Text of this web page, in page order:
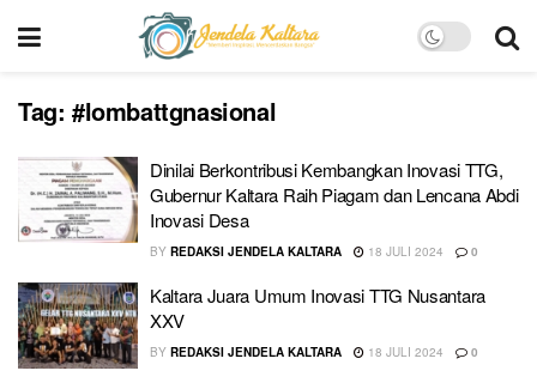
Tag: #lombattgnasional
Dinilai Berkontribusi Kembangkan Inovasi TTG,
Gubernur Kaltara Raih Piagam dan Lencana Abdi
Inovasi Desa
BY REDAKSI JENDELA KALTARA 18 JULI 2024 0
Kaltara Juara Umum Inovasi TTG Nusantara
XXV
BY REDAKSI JENDELA KALTARA 18 JULI 2024 0